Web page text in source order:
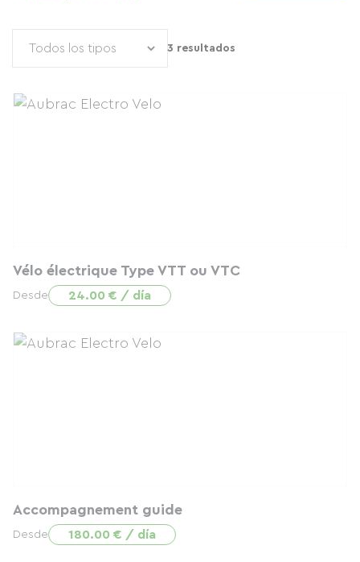
3 resultados
Vélo électrique Type VTT ou VTC
Desde 24.00 € / día
Accompagnement guide
Desde 180.00 € / día